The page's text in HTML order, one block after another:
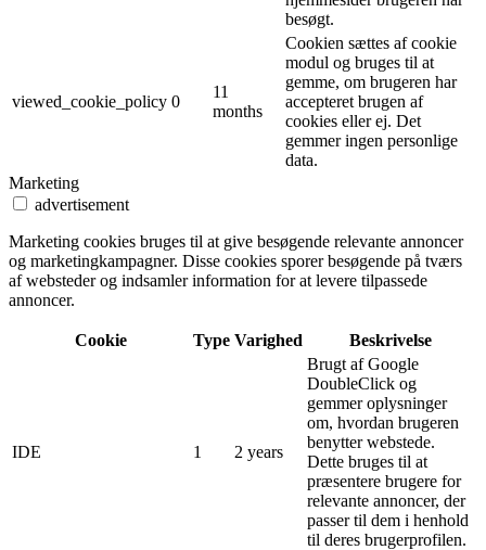
besøgt.
viewed_cookie_policy 0
11
months
Cookien sættes af cookie
modul og bruges til at
gemme, om brugeren har
accepteret brugen af ​​
cookies eller ej. Det
gemmer ingen personlige
data.
Marketing
advertisement
Marketing cookies bruges til at give besøgende relevante annoncer
og marketingkampagner. Disse cookies sporer besøgende på tværs
af websteder og indsamler information for at levere tilpassede
annoncer.
Cookie Type Varighed Beskrivelse
IDE 1 2 years
Brugt af Google
DoubleClick og
gemmer oplysninger
om, hvordan brugeren
benytter webstede.
Dette bruges til at
præsentere brugere for
relevante annoncer, der
passer til dem i henhold
til deres brugerprofilen.